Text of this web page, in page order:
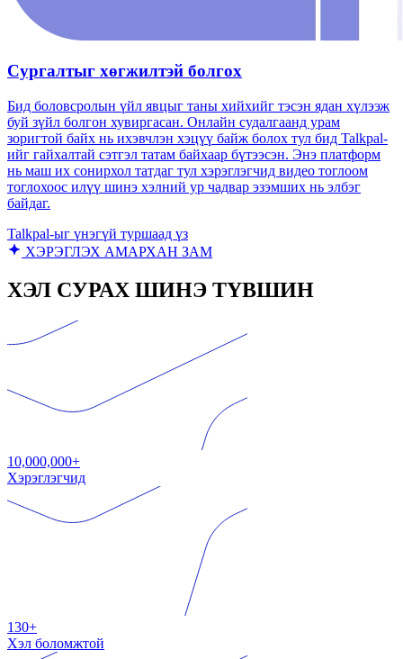
Сургалтыг хөгжилтэй болгох
Бид боловсролын үйл явцыг таны хийхийг тэсэн ядан хүлээж
буй зүйл болгон хувиргасан. Онлайн судалгаанд урам
зоригтой байх нь ихэвчлэн хэцүү байж болох тул бид Talkpal-
ийг гайхалтай сэтгэл татам байхаар бүтээсэн. Энэ платформ
нь маш их сонирхол татдаг тул хэрэглэгчид видео тоглоом
тоглохоос илүү шинэ хэлний ур чадвар эзэмших нь элбэг
байдаг.
Talkpal-ыг үнэгүй туршаад үз
ХЭРЭГЛЭХ АМАРХАН ЗАМ
ХЭЛ СУРАХ ШИНЭ ТҮВШИН
10,000,000+
Хэрэглэгчид
130+
Хэл боломжтой